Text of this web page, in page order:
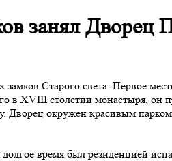
занял Дворец
Старого света. Первое
XVIII столетии монастыря, он
окружен красивым
время был резиденцией